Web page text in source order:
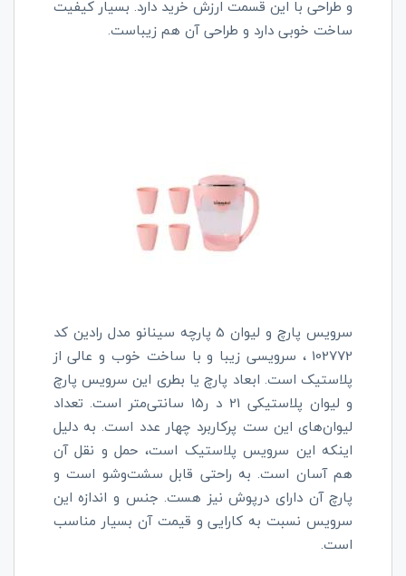
و طراحی با این قسمت ارزش خرید دارد. بسیار کیفیت
ساخت خوبی دارد و طراحی آن هم زیباست.
سرویس پارچ و لیوان 5 پارچه سینانو مدل رادین کد
102772 ، سرویسی زیبا و با ساخت خوب و عالی از
پلاستیک است. ابعاد پارچ یا بطری این سرویس پارچ
و لیوان پلاستیکی 21 د ر15 سانتی‌متر است. تعداد
لیوان‌های این ست پرکاربرد چهار عدد است. به دلیل
اینکه این سرویس پلاستیک است، حمل و نقل آن
هم آسان است. به راحتی قابل سشت‌وشو است و
پارچ آن دارای درپوش نیز هست. جنس و اندازه این
سرویس نسبت به کارایی و قیمت آن بسیار مناسب
است.